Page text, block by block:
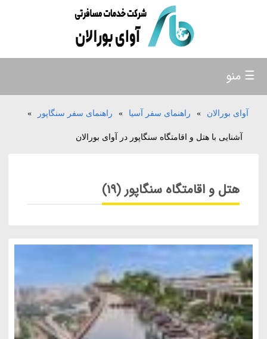
آوای بورالان » راهنمای سفر آسیا » راهنمای سفر سنگاپور »
آشنایی با هتل و اقامتگاه سنگاپور در آوای بورالان
هتل و اقامتگاه سنگاپور (19)
☰ منو